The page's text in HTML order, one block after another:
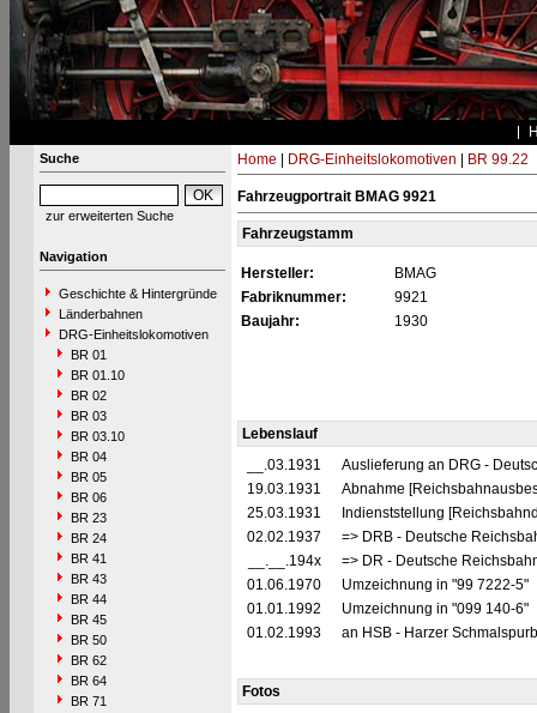
Suche
zur erweiterten Suche
Navigation
Geschichte & Hintergründe
Länderbahnen
DRG-Einheitslokomotiven
BR 01
BR 01.10
BR 02
BR 03
BR 03.10
BR 04
BR 05
BR 06
BR 23
BR 24
BR 41
BR 43
BR 44
BR 45
BR 50
BR 62
BR 64
BR 71
Home DRG-Einheitslokomotiven BR 99.22
Fahrzeugportrait BMAG 9921
Fahrzeugstamm
Hersteller:
BMAG
Fabriknummer:
9921
Baujahr:
1930
Lebenslauf
__.03.1931
Auslieferung an DRG -
19.03.1931
Abnahme
25.03.1931
Indienststellung
02.02.1937
=> DRB - Deutsche
__.__.194x
=> DR - Deutsche
01.06.1970
Umzeichnung in "99 7222-5"
01.01.1992
Umzeichnung in "099 140-6"
01.02.1993
an HSB - Harzer
Fotos